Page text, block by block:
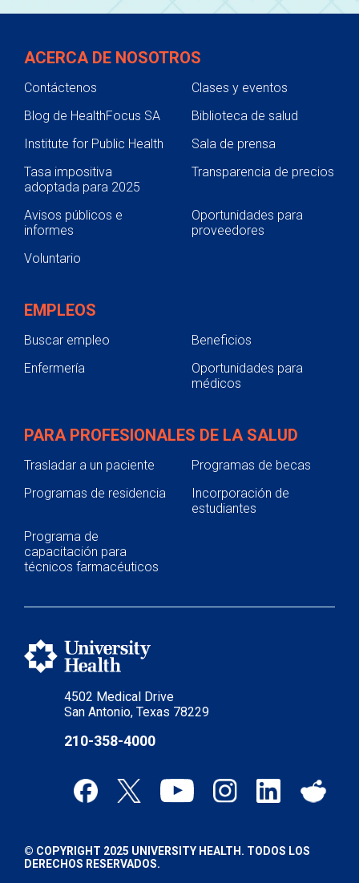
4502 Medical Drive
San Antonio, Texas 78229
210-358-4000
ACERCA DE NOSOTROS
Contáctenos
Clases y eventos
Blog de HealthFocus SA
Biblioteca de salud
Institute for Public Health
Sala de prensa
Tasa impositiva
adoptada para 2025
Transparencia de precios
Avisos públicos e
informes
Oportunidades para
proveedores
Voluntario
EMPLEOS
Buscar empleo
Beneficios
Enfermería
Oportunidades para
médicos
PARA PROFESIONALES DE LA SALUD
Trasladar a un paciente
Programas de becas
Programas de residencia
Incorporación de
estudiantes
Programa de
capacitación para
técnicos farmacéuticos
© COPYRIGHT 2025 UNIVERSITY HEALTH. TODOS LOS
DERECHOS RESERVADOS.